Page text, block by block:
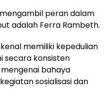
peran dalam
adalah Ferra Rambeth.
memiliki kepedulian
secara konsisten
bahaya
sosialisasi dan